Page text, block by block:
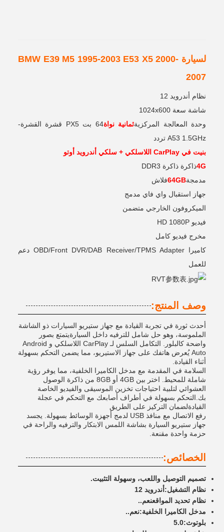
لسيارة BMW E39 M5 1995-2003 E53 X5 2000-
2007
نظام أندرويد 12
شاشة سعة 1024x600
وحدة المعالجة المركزيةثمانية نواة
64 بت PX5 قشرة القشرة-
A53 1.5GHz تردد
بنيت في CarPlay اللاسلكي + سلكي أندرويد أوتو
4Gذاكرة ذاكرة DDR3
مدمجة64GBفلاش
جهاز استقبال واي فاي مدمج
الميكروفون الخارجي متضمن
فيديو HD 1080P
مخرج فيديو كامل
كاميرا OBD/Front DVR/DAB Receiver/TPMS Adapter دعم
للعمل
وصف المنتج:
أحدث ثورة في تجربة القيادة مع جهاز ستيريو السيارات ذو الشاشة
الملموسة، وهو حل شامل للترفيه داخل السيارةيتمتع بصور
واضحة كالبلور. التكامل السلس لـ CarPlay اللاسلكي و Android
Auto يُعرض هاتفك على جهاز الاستيريو، مما يضمن التحكم بسهولة
أثناء القيادة.
السلامة في المقدمة مع مدخل الكاميرا الخلفية، مما يوفر رؤية
شاملة للمحيط. اختر بين 4GB أو 8GB من ذاكرة الوصول
العشوائي لتلبية احتياجات تخزين الموسيقى والفيديو الخاصة
بك.التحكم بسهولة في أطراف أصابعك مع التحكم في عجلة
القيادةلضمان التركيز على الطريق
رفع الاتصال مع منافذ USB لدمج أجهزة الوسائط بسهولة. يجسد
جهاز ستيريو السيارة بشاشة اللمس الابتكار والترفيه والراحة في
حزمة واحدة مقنعة.
الخصائص:
تصميم التوصيل واللعب، وسهولة التثبيت.
نظام التشغيل: أندرويد 12
نظام تحديد المواقعنعم..
مدخل الكاميرا الخلفية:نعم..
بلوتوث:5.0